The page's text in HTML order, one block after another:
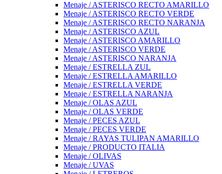
Menaje / ASTERISCO RECTO AMARILLO
Menaje / ASTERISCO RECTO VERDE
Menaje / ASTERISCO RECTO NARANJA
Menaje / ASTERISCO AZUL
Menaje / ASTERISCO AMARILLO
Menaje / ASTERISCO VERDE
Menaje / ASTERISCO NARANJA
Menaje / ESTRELLA ZUL
Menaje / ESTRELLA AMARILLO
Menaje / ESTRELLA VERDE
Menaje / ESTRELLA NARANJA
Menaje / OLAS AZUL
Menaje / OLAS VERDE
Menaje / PECES AZUL
Menaje / PECES VERDE
Menaje / RAYAS TULIPAN AMARILLO
Menaje / PRODUCTO ITALIA
Menaje / OLIVAS
Menaje / UVAS